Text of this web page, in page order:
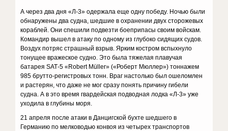
А через два дня «Л-3» одержала еще одну победу. Ночью были
обнаружены два судна, шедшие в охранении двух сторожевых
кораблей. Они спешили подвезти боеприпасы своим войскам.
Командир вышел в атаку по одному из глубоко сидящих судов.
Воздух потряс страшный взрыв. Ярким костром вспыхнуло
тонущее вражеское судно. Это была тяжелая плавучая
батарея SАТ-5 «Robert Müller» («Роберт Мюллер») тоннажем
985 брутто-регистровых тонн. Враг настолько был ошеломлен
и растерян, что даже не мог сразу понять причину гибели
судна. А в это время гвардейская подводная лодка «Л-3» уже
уходила в глубины моря.
21 апреля после атаки в Данцигской бухте шедшего в
Германию по мелководью конвоя из четырех транспортов